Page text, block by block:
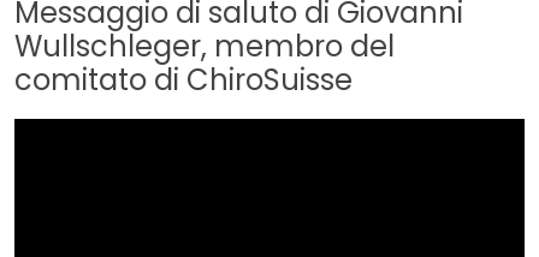
Messaggio di saluto di Giovanni
Wullschleger, membro del
comitato di ChiroSuisse